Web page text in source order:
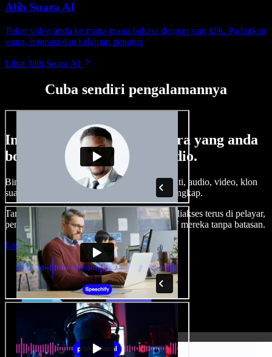
Alih Suara AI
Tukar video anda ke mana-mana bahasa dengan satu klik. Padankan
suara, intonasi dan kelajuan penutur.
Lihat Alih Suara AI
Cuba sendiri pengalamannya
Ini hanya sebahagian perkara yang anda
boleh buat di Speechify Studio.
Bina suara latar, tambah imej stok tanpa royalti, audio, video, klon
suara anda, untuk projek audio video yang lengkap.
Tanpa keluk pembelajaran dan semua boleh diakses terus di pelayar,
pencipta boleh realisasikan segala idea kreatif mereka tanpa batasan.
Lancarkan Studio